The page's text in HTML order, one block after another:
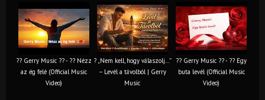
?? Gerry Music ?? - ?? Nézz
az ég felé (Official Music
Video)
? „Nem kell, hogy válaszolj…”
– Levél a távolból | Gerry
Music
?? Gerry Music ?? - ?? Egy
buta levél (Official Music
Video)